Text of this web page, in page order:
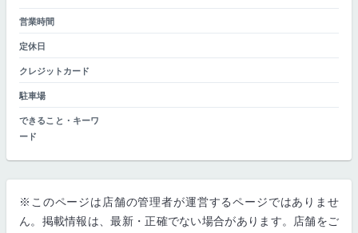
営業時間
定休日
クレジットカード
駐車場
できること・キーワ
ード
※このページは店舗の管理者が運営するページではありませ
ん。掲載情報は、最新・正確でない場合があります。店舗をご